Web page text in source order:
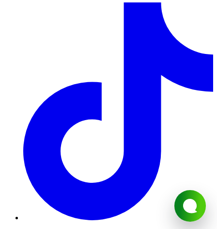
1. Кожному замовленню присвоюється певний статус, який
2. Статуси замовлень змінюються цілодобово в
автоматичному режимі. У зв'язку з великим навантаженням,
статуси замовлень на 14 лютого і 8 березня,новий рік
змінюються протягом 48 годин з моменту встановленої дати
його виконання.
3. Безпосереднє комплектування замовлення виконується за
кілька годин до зазначеного клієнтом часу доставки, якщо
замовлення було повністю оформлено, оплачено і прийнято у
роботу.
4. Клієнт може змінювати будь-яку інформаційну частину
замовлення до моменту підготовки замовлення (див. П.3.3) за
погодженням з Компанією. Зміни в замовленні, вважаються
узгодженими, після письмового підтвердження з боку